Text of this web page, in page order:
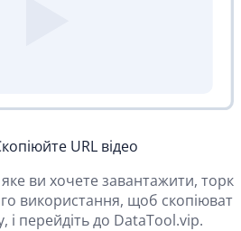
URL відео
ви хочете завантажити, торк
використання, щоб скопіюват
і перейдіть до DataTool.vip.